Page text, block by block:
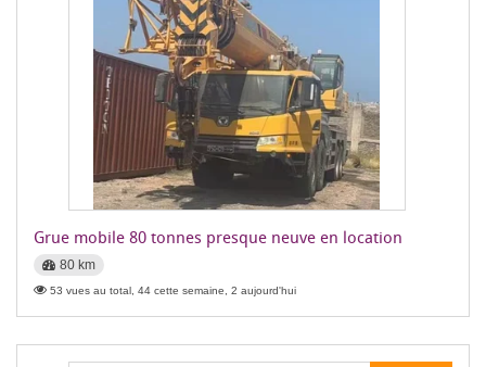
Grue mobile 80 tonnes presque neuve en location
80 km
53 vues au total, 44 cette semaine, 2 aujourd'hui